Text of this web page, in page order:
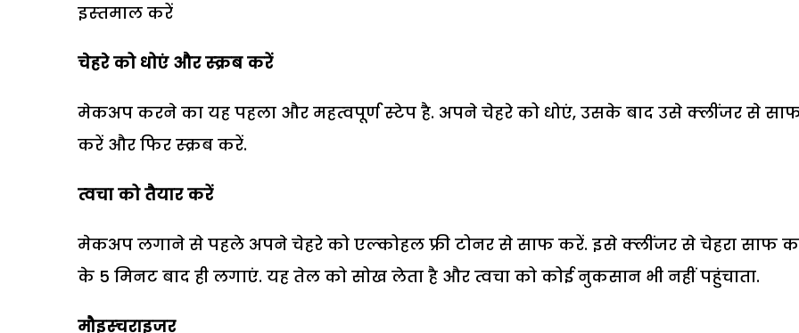
इस्‍तमाल करें
चेहरे को धोएं और स्‍क्रब करें
मेकअप करने का यह पहला और महत्‍वपूर्ण स्‍टेप है. अपने चेहरे को धोएं, उसके बाद उसे क्‍लींजर से
करें और फिर स्‍क्रब करें.
त्‍वचा को तैयार करें
मेकअप लगाने से पहले अपने चेहरे को एल्‍कोहल फ्री टोनर से साफ करें. इसे क्‍लींजर से चेहरा साफ
के 5 मिनट बाद ही लगाएं. यह तेल को सोख लेता है और त्‍वचा को कोई नुकसान भी नहीं पहुंचाता.
मौइस्‍चराइजर